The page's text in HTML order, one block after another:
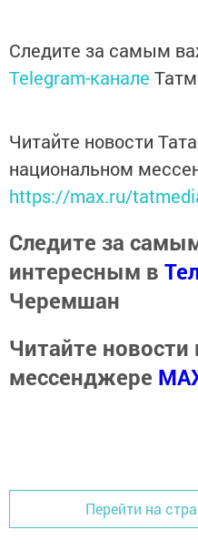
Следите за самым
Telegram-канале
Читайте новости
национальном
https://max.ru/
Следите за
интересным в
Черемшан
Читайте
мессенджере
Перейти на